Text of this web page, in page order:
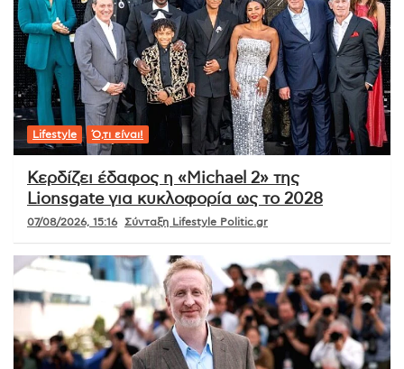
Lifestyle Ό,τι είναι!
Κερδίζει έδαφος η «Michael 2» της
Lionsgate για κυκλοφορία ως το 2028
07/08/2026, 15:16 Σύνταξη Lifestyle Politic.gr